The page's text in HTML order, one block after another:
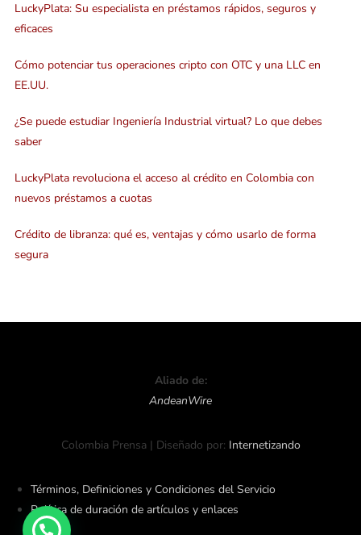
LuckyPlata: Su especialista en préstamos rápidos, seguros y
eficaces
Cómo potenciar tus operaciones cripto con OTC y una LLC en
EE.UU.
¿Se puede estudiar Ingeniería Industrial virtual? Lo que debes
saber
LuckyPlata revoluciona el acceso al crédito en Colombia con
nuevos préstamos a cuotas
Crédito de libranza: qué es, ventajas y cómo usarlo de forma
segura
Aliado de:
AndeanWire
Colombia Prensa | Diseñado por: Internetizando
Términos, Definiciones y Condiciones del Servicio
Política de duración de artículos y enlaces